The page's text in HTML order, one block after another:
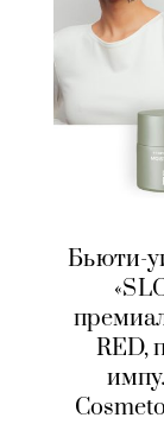
Бьюти-
RED,